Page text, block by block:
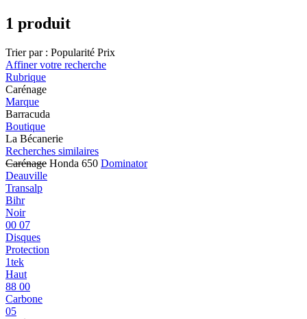
1 produit
Trier par : Popularité Prix
Affiner votre recherche
Rubrique
Carénage
Marque
Barracuda
Boutique
La Bécanerie
Recherches similaires
Carénage Honda 650 Dominator
Deauville
Transalp
Bihr
Noir
00 07
Disques
Protection
1tek
Haut
88 00
Carbone
05